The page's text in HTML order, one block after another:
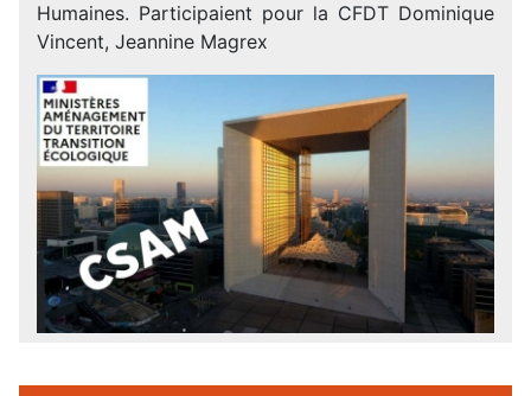
Humaines. Participaient pour la CFDT Dominique
Vincent, Jeannine Magrex